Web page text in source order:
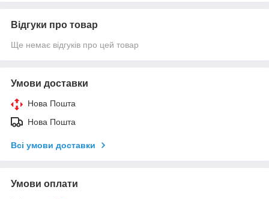
Відгуки про товар
Ще немає відгуків про цей товар
Умови доставки
Нова Пошта
Нова Пошта
Всі умови доставки
Умови оплати